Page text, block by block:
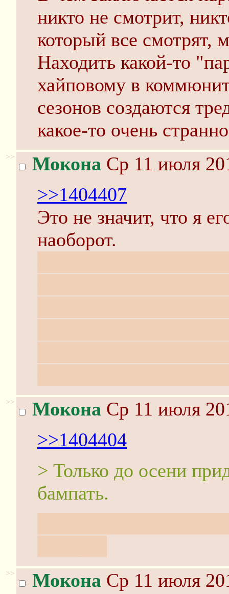
никто не смотрит,
который все смотрят,
Находить какой-то
хайповому в
сезонов создаются
какое-то очень
>> Мокона Ср 11 июля
>>1404407
Это не значит, что я
наоборот.
>> Мокона Ср 11 июля
>>1404404
> Только до осени
бампать.
>> Мокона Ср 11 июля